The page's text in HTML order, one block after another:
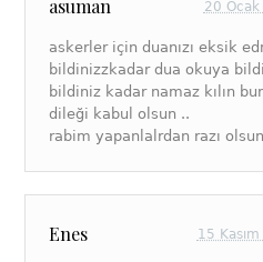
asuman 20
askerler için duanızı eksik
bildinizzkadar dua okuya
bildiniz kadar namaz kılın
dileği kabul olsun ..
rabim yapanlalrdan razı olsun
Enes 15